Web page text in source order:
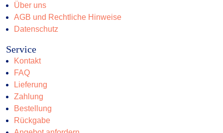
Über uns
AGB und Rechtliche Hinweise
Datenschutz
Service
Kontakt
FAQ
Lieferung
Zahlung
Bestellung
Rückgabe